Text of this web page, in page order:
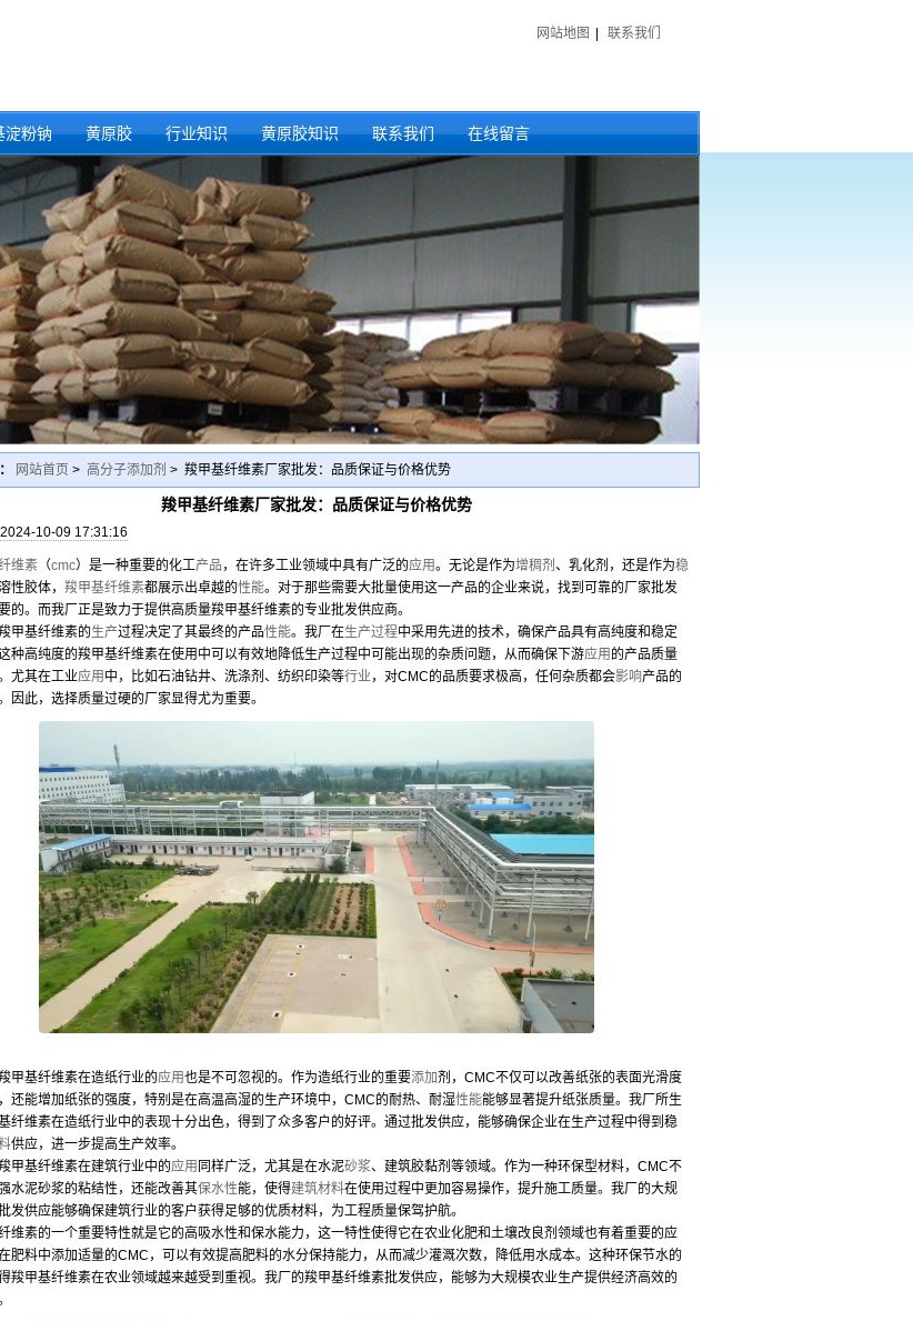
网站地图 联系我们
淀粉钠 黄原胶 行业知识 黄原胶知识 联系我们 在线留言
网站首页 > 高分子添加剂 > 羧甲基纤维素厂家批发：品质保证与价格优势
羧甲基纤维素厂家批发：品质保证与价格优势
2024-10-09 17:31:16
维素 （cmc）是一种重要的化工产品 ，在许多工业领域中具有广泛的应用。无论是作为增稠剂 、乳化剂，还是作为稳
性胶体， 羧甲基纤维素都展示出卓越的性能。对于那些需要大批量使用这一产品的企业来说，找到可靠的厂家批发
的。而我厂正是致力于提供高质量羧甲基纤维素的专业批发供应商。
甲基纤维素的生产过程决定了其最终的产品性能。我厂在生产过程中采用先进的技术，确保产品具有高纯度和稳定
种高纯度的羧甲基纤维素在使用中可以有效地降低生产过程中可能出现的杂质问题，从而确保下游应用 的产品质量
尤其在工业应用 中，比如石油钻井、洗涤剂、纺织印染等行业，对CMC的品质要求极高，任何杂质都会影响产品的
因此，选择质量过硬的厂家显得尤为重要。
甲基纤维素在造纸行业的应用也是不可忽视的。作为造纸行业的重要添加剂，CMC不仅可以改善纸张的表面光滑度
还能增加纸张的强度，特别是在高温高湿的生产环境中，CMC的耐热、耐湿性能能够显著提升纸张质量。我厂所生
纤维素在造纸行业中的表现十分出色，得到了众多客户的好评。通过批发供应，能够确保企业在生产过程中得到稳
供应，进一步提高生产效率。
甲基纤维素在建筑行业中的应用 同样广泛，尤其是在水泥砂浆、建筑胶黏剂等领域。作为一种环保型材料，CMC不
水泥砂浆的粘结性，还能改善其保水性能，使得建筑材料在使用过程中更加容易操作，提升施工质量。我厂的大规
发供应能够确保建筑行业的客户获得足够的优质材料，为工程质量保驾护航。
维素的一个重要特性就是它的高吸水性和保水能力，这一特性使得它在农业化肥和土壤改良剂领域也有着重要的应
肥料中添加适量的CMC，可以有效提高肥料的水分保持能力，从而减少灌溉次数，降低用水成本。这种环保节水的
羧甲基纤维素在农业领域越来越受到重视。我厂的羧甲基纤维素批发供应，能够为大规模农业生产提供经济高效的